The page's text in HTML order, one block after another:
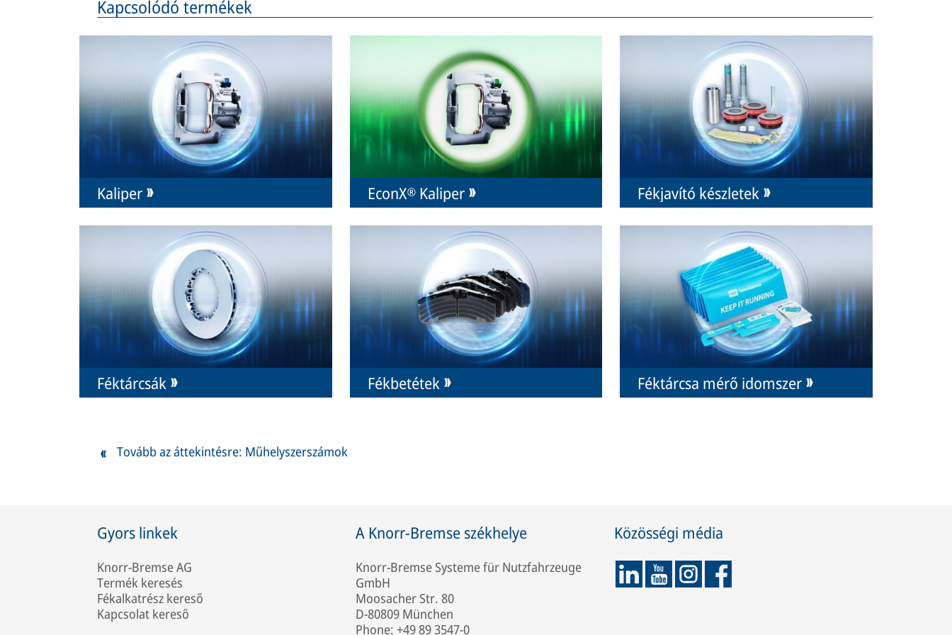
Kapcsolódó termékek
Kaliper EconX® Kaliper Fékjavító készletek
Féktárcsák Fékbetétek Féktárcsa mérő idomszer
Tovább az áttekintésre: Műhelyszerszámok
Gyors linkek
Knorr-Bremse AG
Termék keresés
Fékalkatrész kereső
Kapcsolat kereső
A Knorr-Bremse székhelye
Knorr-Bremse Systeme für Nutzfahrzeuge
GmbH
Moosacher Str. 80
D-80809 München
Phone: +49 89 3547-0
Közösségi média